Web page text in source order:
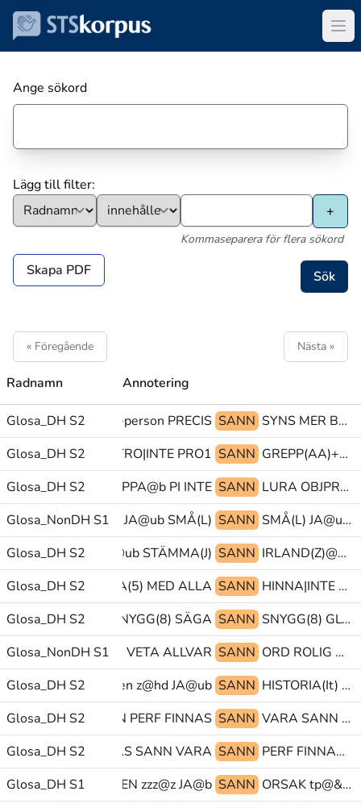
Ange sökord
Lägg till filter:
Kommaseparera för flera sökord
Skapa PDF
« Föregående Nästa »
Radnamn Annotering
Glosa_DH S2BÅDA PEK>person PRECIS SANN
SYNS MER BYTA-INRIKTNING
Glosa_DH S2TRO|INTE TRO|INTE PRO1 SANN
GREPP(AA)+HANTERA@p SE PEK>hand
Glosa_DH S2
PAPPA@b PI INTE SANN
LURA OBJPRO1 PEK
Glosa_NonDH S1FÖRE JA@ub SMÅ(L) SANN
SMÅ(L) JA@ub PEK
Glosa_DH S2KOMPIS JA@ub STÄMMA(J) SANN
IRLAND(Z)@en LÅTA-VARA tp@&
Glosa_DH S2 PRATA(5) MED ALLA SANN
HINNA|INTE PRO1 FÖRSÖKA
Glosa_DH S2MEN SNYGG(8) SÄGA SANN
SNYGG(8) GLOSA:(GEST) PRO1
Glosa_NonDH S1ROLIG VETA ALLVAR SANN
ORD ROLIG KAN
Glosa_DH S2
ALCATRAZ@b@z@en z@hd JA@ub SANN
HISTORIA(It) PU@g BARA(B)
Glosa_DH S2
MEN PERF FINNAS SANN
VARA SANN PERF
Glosa_DH S2 FINNAS SANN VARA SANN
PERF FINNAS PEK@z
Glosa_DH S1
MEN zzz@z JA@b SANN
ORSAK tp@& PERF-NEG